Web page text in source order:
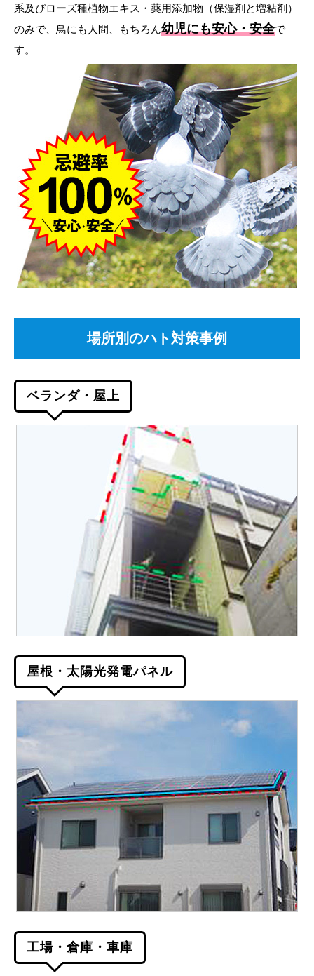
系及びローズ種植物エキス・薬用添加物（保湿剤と増粘剤）
のみで、鳥にも人間、もちろん幼児にも安心・安全で
す。
場所別のハト対策事例
ベランダ・屋上
屋根・太陽光発電パネル
工場・倉庫・車庫